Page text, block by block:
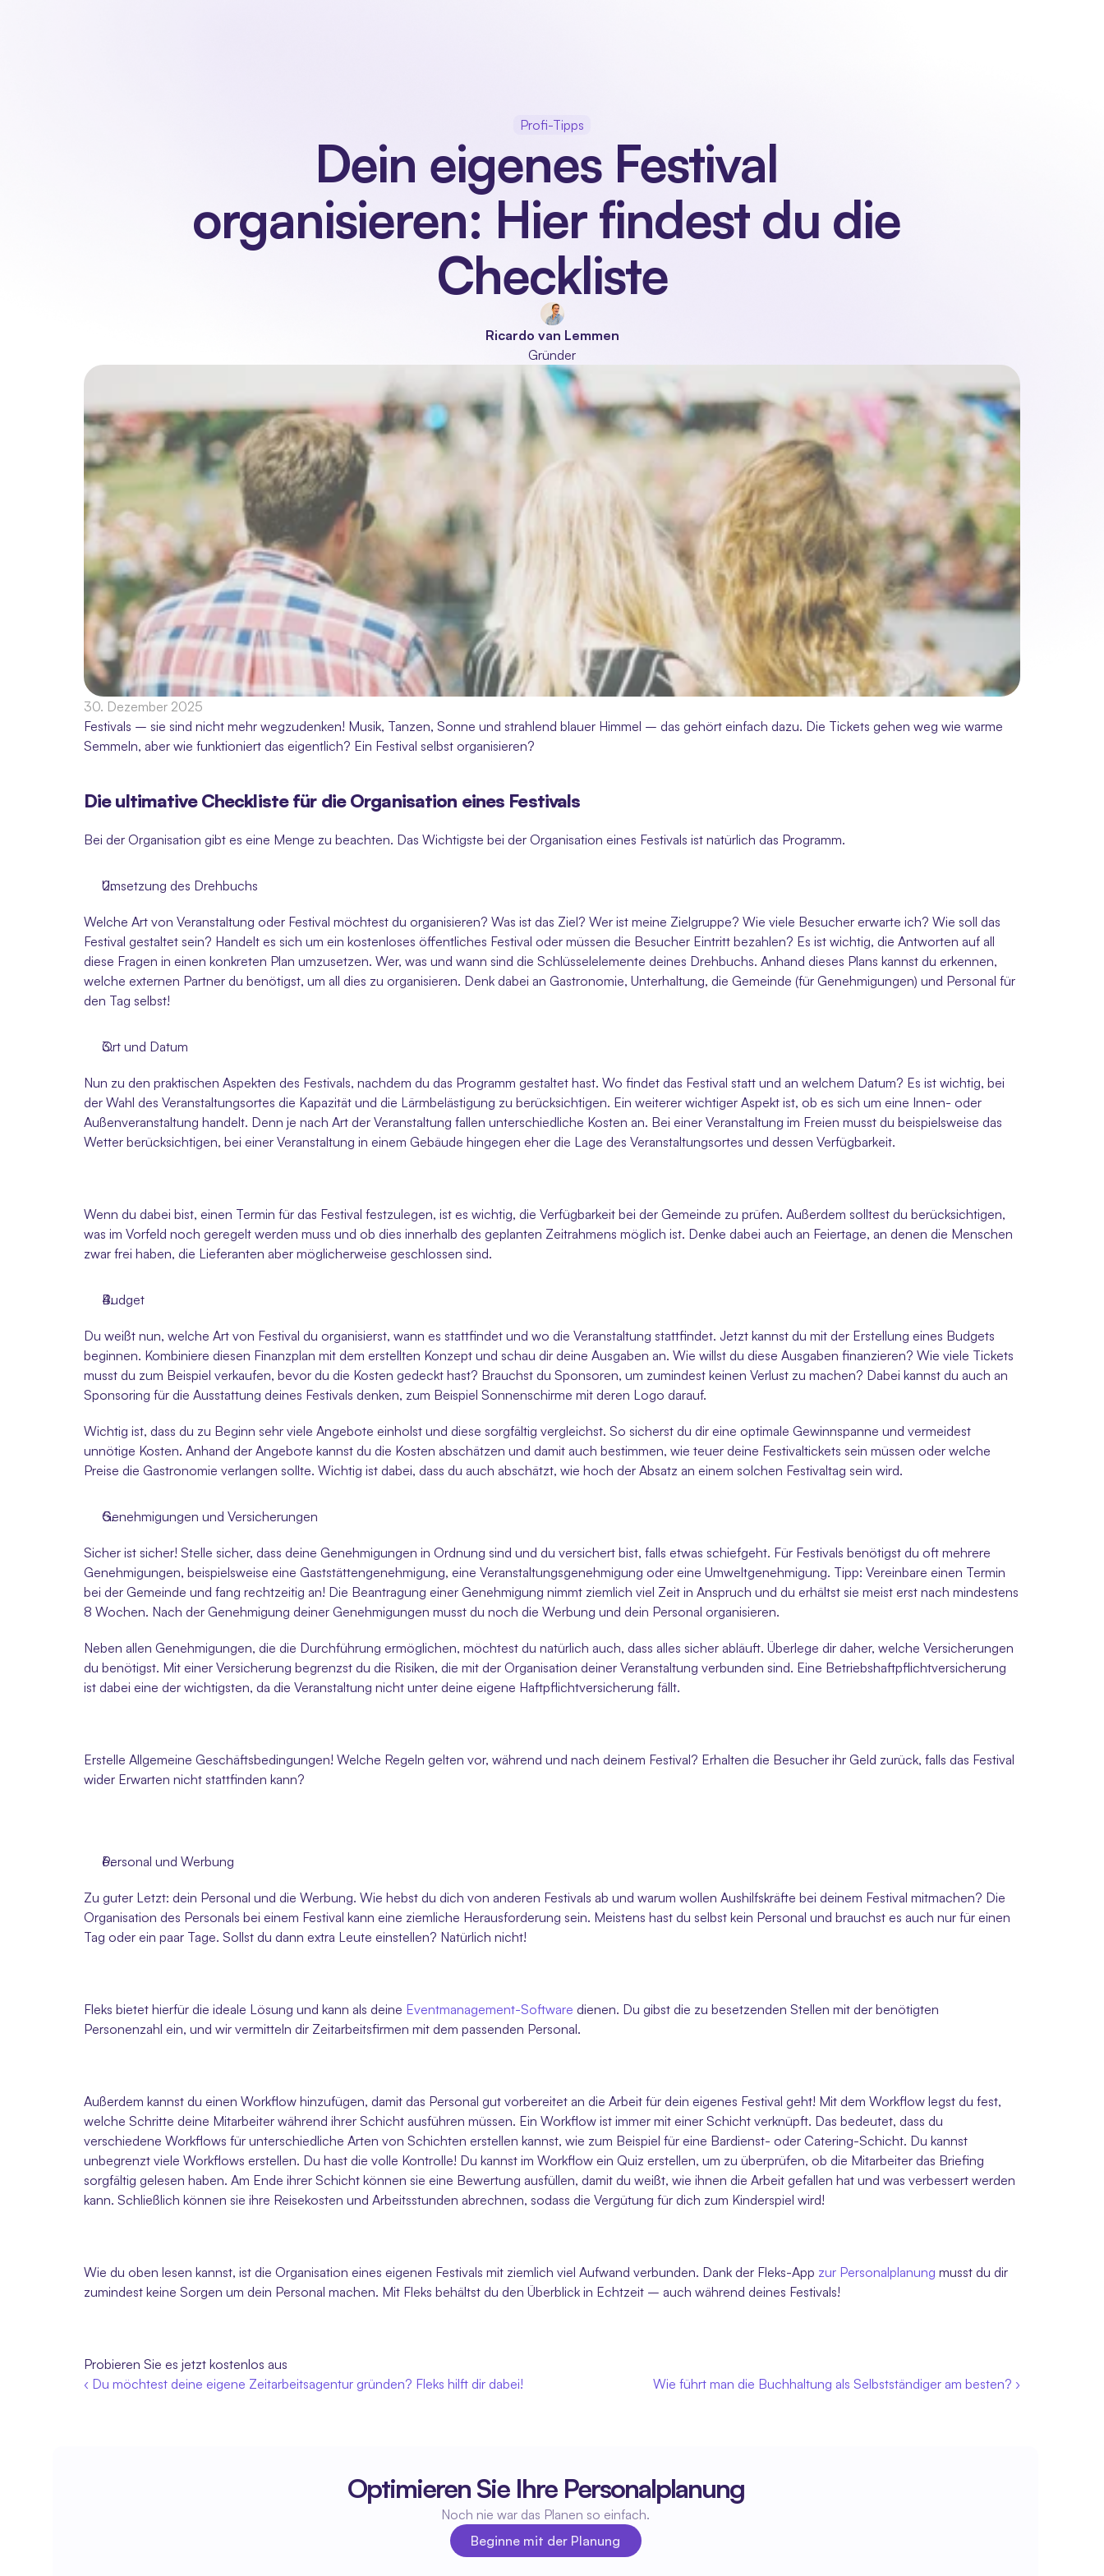
Profi-Tipps
Dein eigenes Festival
organisieren: Hier findest du die
Checkliste
Ricardo van Lemmen
Gründer
30. Dezember 2025
Festivals – sie sind nicht mehr wegzudenken! Musik, Tanzen, Sonne und strahlend blauer Himmel – das gehört einfach dazu. Die Tickets gehen weg wie warme
Semmeln, aber wie funktioniert das eigentlich? Ein Festival selbst organisieren?
Die ultimative Checkliste für die Organisation eines Festivals
Bei der Organisation gibt es eine Menge zu beachten. Das Wichtigste bei der Organisation eines Festivals ist natürlich das Programm.
Umsetzung des Drehbuchs
Welche Art von Veranstaltung oder Festival möchtest du organisieren? Was ist das Ziel? Wer ist meine Zielgruppe? Wie viele Besucher erwarte ich? Wie soll das
Festival gestaltet sein? Handelt es sich um ein kostenloses öffentliches Festival oder müssen die Besucher Eintritt bezahlen? Es ist wichtig, die Antworten auf all
diese Fragen in einen konkreten Plan umzusetzen. Wer, was und wann sind die Schlüsselelemente deines Drehbuchs. Anhand dieses Plans kannst du erkennen,
welche externen Partner du benötigst, um all dies zu organisieren. Denk dabei an Gastronomie, Unterhaltung, die Gemeinde (für Genehmigungen) und Personal für
den Tag selbst!
Ort und Datum
Nun zu den praktischen Aspekten des Festivals, nachdem du das Programm gestaltet hast. Wo findet das Festival statt und an welchem Datum? Es ist wichtig, bei
der Wahl des Veranstaltungsortes die Kapazität und die Lärmbelästigung zu berücksichtigen. Ein weiterer wichtiger Aspekt ist, ob es sich um eine Innen- oder
Außenveranstaltung handelt. Denn je nach Art der Veranstaltung fallen unterschiedliche Kosten an. Bei einer Veranstaltung im Freien musst du beispielsweise das
Wetter berücksichtigen, bei einer Veranstaltung in einem Gebäude hingegen eher die Lage des Veranstaltungsortes und dessen Verfügbarkeit.
Wenn du dabei bist, einen Termin für das Festival festzulegen, ist es wichtig, die Verfügbarkeit bei der Gemeinde zu prüfen. Außerdem solltest du berücksichtigen,
was im Vorfeld noch geregelt werden muss und ob dies innerhalb des geplanten Zeitrahmens möglich ist. Denke dabei auch an Feiertage, an denen die Menschen
zwar frei haben, die Lieferanten aber möglicherweise geschlossen sind.
Budget
Du weißt nun, welche Art von Festival du organisierst, wann es stattfindet und wo die Veranstaltung stattfindet. Jetzt kannst du mit der Erstellung eines Budgets
beginnen. Kombiniere diesen Finanzplan mit dem erstellten Konzept und schau dir deine Ausgaben an. Wie willst du diese Ausgaben finanzieren? Wie viele Tickets
musst du zum Beispiel verkaufen, bevor du die Kosten gedeckt hast? Brauchst du Sponsoren, um zumindest keinen Verlust zu machen? Dabei kannst du auch an
Sponsoring für die Ausstattung deines Festivals denken, zum Beispiel Sonnenschirme mit deren Logo darauf.
Wichtig ist, dass du zu Beginn sehr viele Angebote einholst und diese sorgfältig vergleichst. So sicherst du dir eine optimale Gewinnspanne und vermeidest
unnötige Kosten. Anhand der Angebote kannst du die Kosten abschätzen und damit auch bestimmen, wie teuer deine Festivaltickets sein müssen oder welche
Preise die Gastronomie verlangen sollte. Wichtig ist dabei, dass du auch abschätzt, wie hoch der Absatz an einem solchen Festivaltag sein wird.
Genehmigungen und Versicherungen
Sicher ist sicher! Stelle sicher, dass deine Genehmigungen in Ordnung sind und du versichert bist, falls etwas schiefgeht. Für Festivals benötigst du oft mehrere
Genehmigungen, beispielsweise eine Gaststättengenehmigung, eine Veranstaltungsgenehmigung oder eine Umweltgenehmigung. Tipp: Vereinbare einen Termin
bei der Gemeinde und fang rechtzeitig an! Die Beantragung einer Genehmigung nimmt ziemlich viel Zeit in Anspruch und du erhältst sie meist erst nach mindestens
8 Wochen. Nach der Genehmigung deiner Genehmigungen musst du noch die Werbung und dein Personal organisieren.
Neben allen Genehmigungen, die die Durchführung ermöglichen, möchtest du natürlich auch, dass alles sicher abläuft. Überlege dir daher, welche Versicherungen
du benötigst. Mit einer Versicherung begrenzst du die Risiken, die mit der Organisation deiner Veranstaltung verbunden sind. Eine Betriebshaftpflichtversicherung
ist dabei eine der wichtigsten, da die Veranstaltung nicht unter deine eigene Haftpflichtversicherung fällt.
Erstelle Allgemeine Geschäftsbedingungen! Welche Regeln gelten vor, während und nach deinem Festival? Erhalten die Besucher ihr Geld zurück, falls das Festival
wider Erwarten nicht stattfinden kann?
Personal und Werbung
Zu guter Letzt: dein Personal und die Werbung. Wie hebst du dich von anderen Festivals ab und warum wollen Aushilfskräfte bei deinem Festival mitmachen? Die
Organisation des Personals bei einem Festival kann eine ziemliche Herausforderung sein. Meistens hast du selbst kein Personal und brauchst es auch nur für einen
Tag oder ein paar Tage. Sollst du dann extra Leute einstellen? Natürlich nicht!
Fleks bietet hierfür die ideale Lösung und kann als deine Eventmanagement-Software dienen. Du gibst die zu besetzenden Stellen mit der benötigten
Personenzahl ein, und wir vermitteln dir Zeitarbeitsfirmen mit dem passenden Personal.
Außerdem kannst du einen Workflow hinzufügen, damit das Personal gut vorbereitet an die Arbeit für dein eigenes Festival geht! Mit dem Workflow legst du fest,
welche Schritte deine Mitarbeiter während ihrer Schicht ausführen müssen. Ein Workflow ist immer mit einer Schicht verknüpft. Das bedeutet, dass du
verschiedene Workflows für unterschiedliche Arten von Schichten erstellen kannst, wie zum Beispiel für eine Bardienst- oder Catering-Schicht. Du kannst
unbegrenzt viele Workflows erstellen. Du hast die volle Kontrolle! Du kannst im Workflow ein Quiz erstellen, um zu überprüfen, ob die Mitarbeiter das Briefing
sorgfältig gelesen haben. Am Ende ihrer Schicht können sie eine Bewertung ausfüllen, damit du weißt, wie ihnen die Arbeit gefallen hat und was verbessert werden
kann. Schließlich können sie ihre Reisekosten und Arbeitsstunden abrechnen, sodass die Vergütung für dich zum Kinderspiel wird!
Wie du oben lesen kannst, ist die Organisation eines eigenen Festivals mit ziemlich viel Aufwand verbunden. Dank der Fleks-App zur Personalplanung musst du dir
zumindest keine Sorgen um dein Personal machen. Mit Fleks behältst du den Überblick in Echtzeit – auch während deines Festivals!
Probieren Sie es jetzt kostenlos aus
‹ Du möchtest deine eigene Zeitarbeitsagentur gründen? Fleks hilft dir dabei!
Wie führt man die Buchhaltung als Selbstständiger am besten? ›
Optimieren Sie Ihre Personalplanung
Noch nie war das Planen so einfach.
Beginne mit der Planung
Beginne mit der Planung